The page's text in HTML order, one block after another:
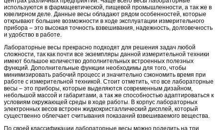
используются в фармацевтической, пищевой промышленности, а так же в
ювелирном деле. Данные весы обладают рядом особенностей, которые
открывают большие возможности в ходе эксплуатации измерительного
прибора – это высокая точность взвешивания, надежность, долговечность
и удобство в работе.
Лабораторные весы прекрасно подходят для решения задач любой
сложности, так как почти все экземпляры данной измерительной техники
имеют большое количество дополнительных встроенных полезных
функций. Дополнительные функции необходимы для того, чтобы
минимизировать рабочий процесс и значительно сэкономить время при
работе с измерительной техникой. Стоит отметить, что все лабораторные
весы – это приборы, которые выделяются современным дизайном,
небольшой массой и габаритами, а так же способностью адаптироваться к
условиям окружающей среды в ходе работы. В корпус лабораторных
электронных весов встроен жидкокристаллический дисплей, который
существенно облегчает считывания показаний взвешиваемого вещества.
По своей классификации лабораторные весы можно поделить на три